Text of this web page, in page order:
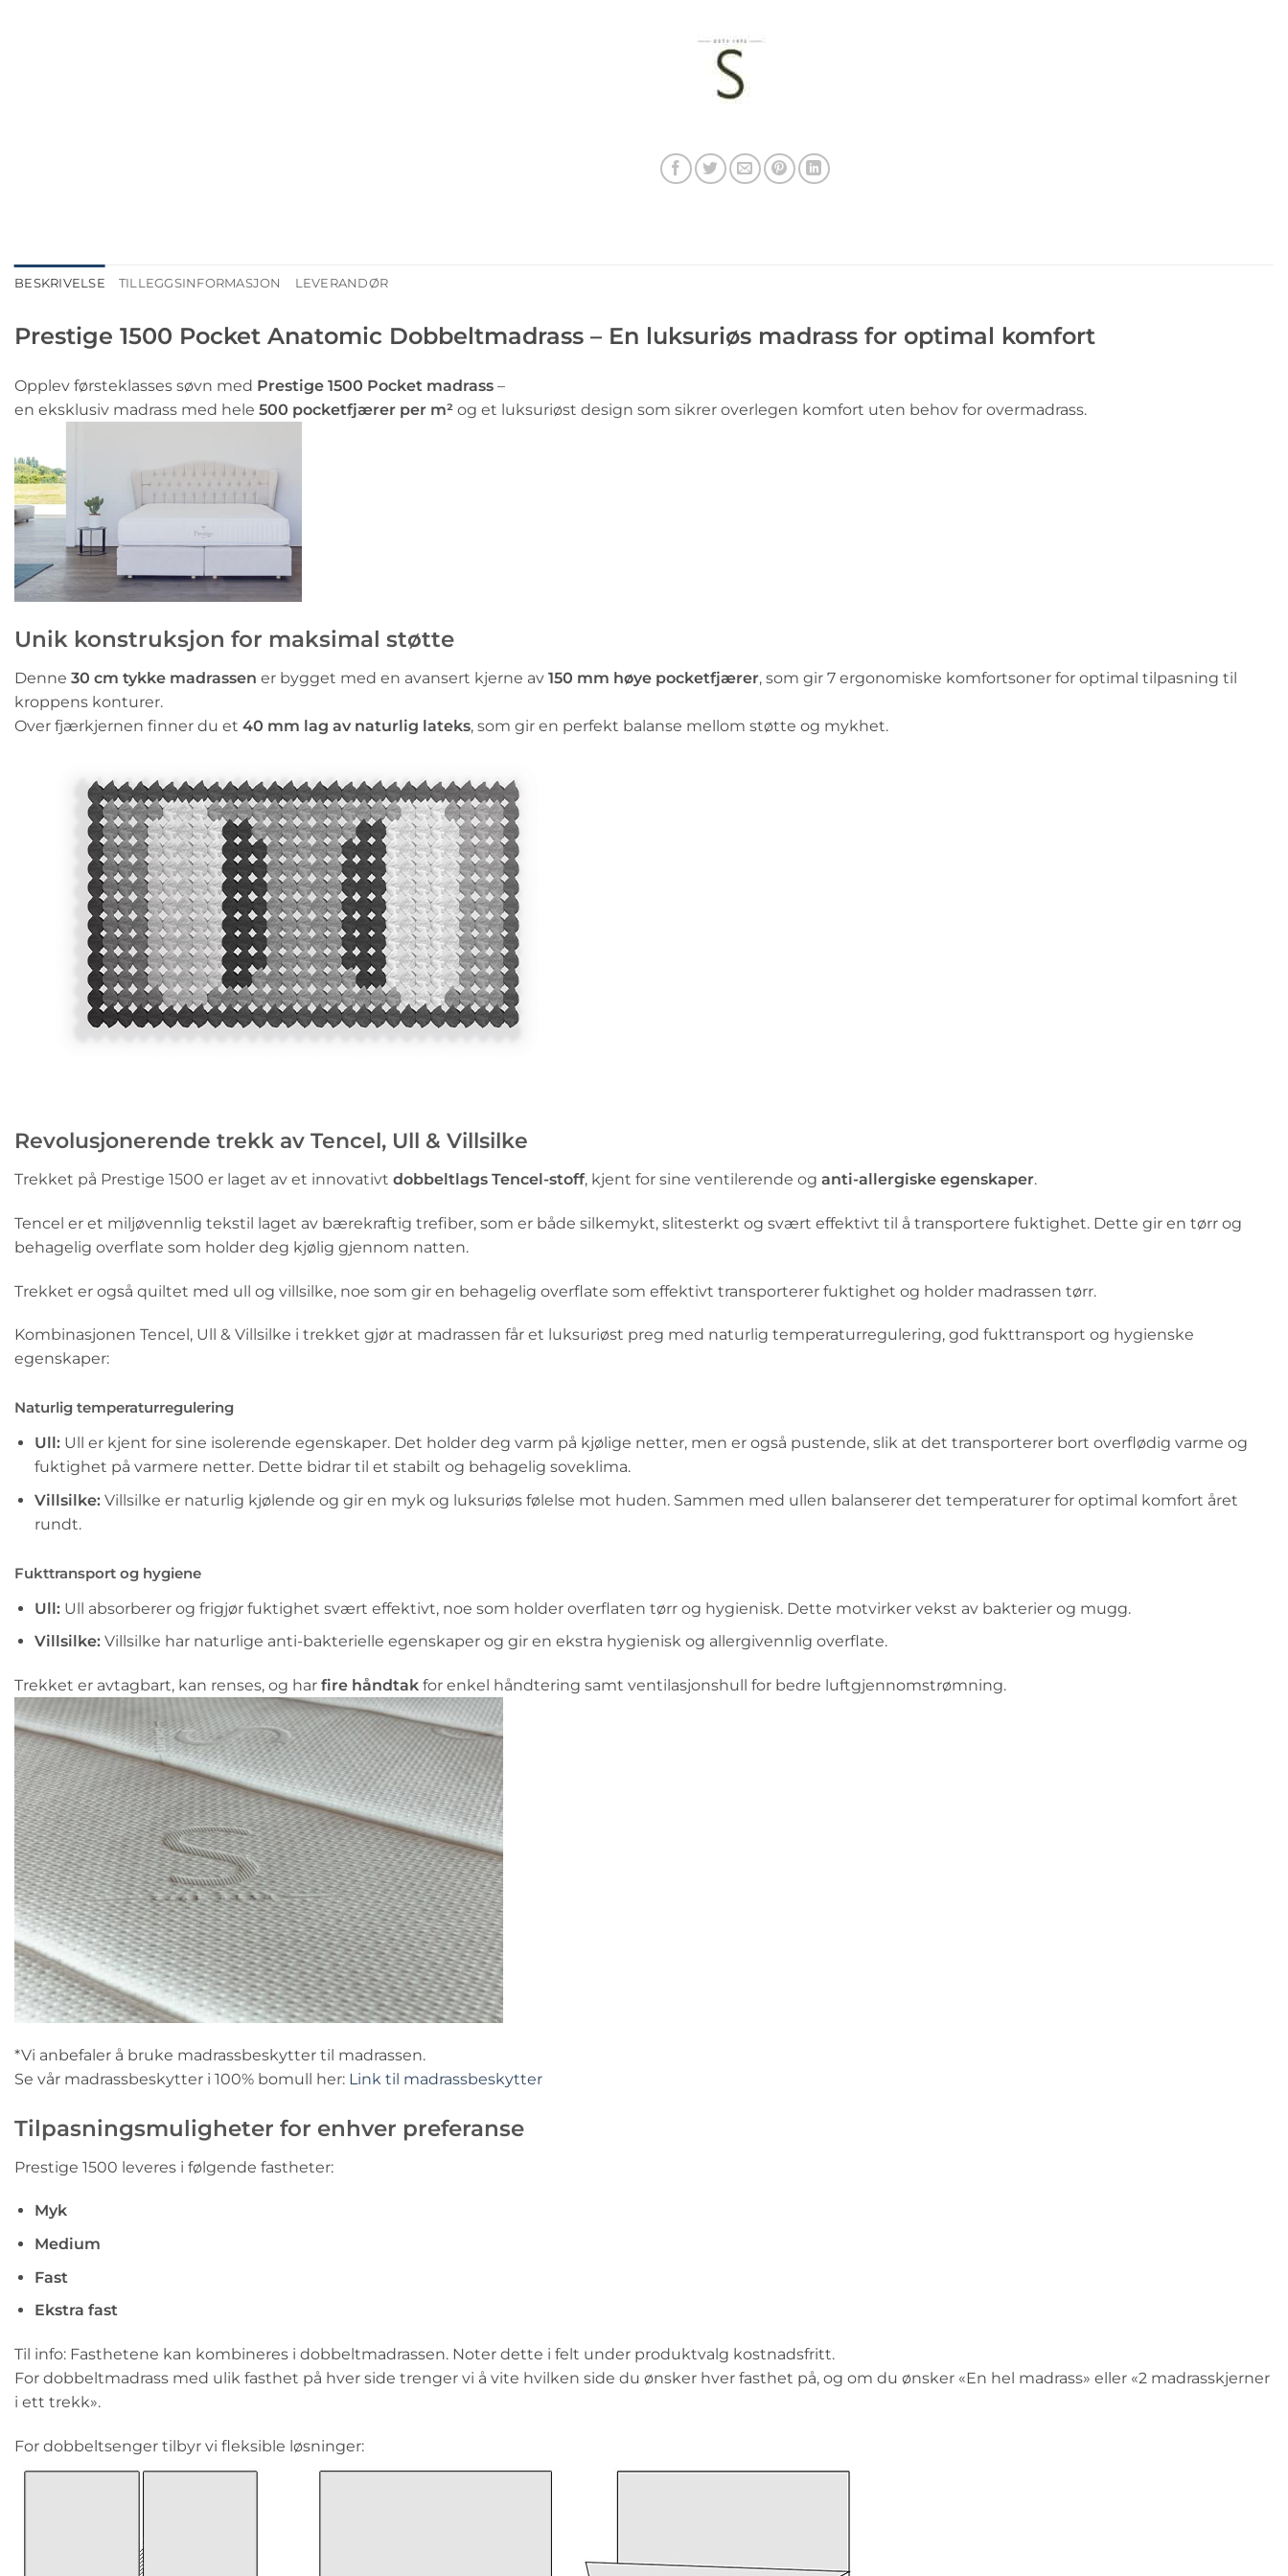
BESKRIVELSE TILLEGGSINFORMASJON LEVERANDØR
Prestige 1500 Pocket Anatomic Dobbeltmadrass – En luksuriøs madrass for optimal komfort
Opplev førsteklasses søvn med Prestige 1500 Pocket madrass –
en eksklusiv madrass med hele 500 pocketfjærer per m² og et luksuriøst design som sikrer overlegen komfort uten behov for overmadrass.
Unik konstruksjon for maksimal støtte
Denne 30 cm tykke madrassen er bygget med en avansert kjerne av 150 mm høye pocketfjærer, som gir 7 ergonomiske komfortsoner for optimal tilpasning til
kroppens konturer.
Over fjærkjernen finner du et 40 mm lag av naturlig lateks, som gir en perfekt balanse mellom støtte og mykhet.
Revolusjonerende trekk av Tencel, Ull & Villsilke
Trekket på Prestige 1500 er laget av et innovativt dobbeltlags Tencel-stoff, kjent for sine ventilerende og anti-allergiske egenskaper.
Tencel er et miljøvennlig tekstil laget av bærekraftig trefiber, som er både silkemykt, slitesterkt og svært effektivt til å transportere fuktighet. Dette gir en tørr og
behagelig overflate som holder deg kjølig gjennom natten.
Trekket er også quiltet med ull og villsilke, noe som gir en behagelig overflate som effektivt transporterer fuktighet og holder madrassen tørr.
Kombinasjonen Tencel, Ull & Villsilke i trekket gjør at madrassen får et luksuriøst preg med naturlig temperaturregulering, god fukttransport og hygienske
egenskaper:
Naturlig temperaturregulering
Ull:Ull er kjent for sine isolerende egenskaper. Det holder deg varm på kjølige netter, men er også pustende, slik at det transporterer bort overflødig varme og
fuktighet på varmere netter. Dette bidrar til et stabilt og behagelig soveklima.
Villsilke:Villsilke er naturlig kjølende og gir en myk og luksuriøs følelse mot huden. Sammen med ullen balanserer det temperaturer for optimal komfort året
rundt.
Fukttransport og hygiene
Ull:Ull absorberer og frigjør fuktighet svært effektivt, noe som holder overflaten tørr og hygienisk. Dette motvirker vekst av bakterier og mugg.
Villsilke:Villsilke har naturlige anti-bakterielle egenskaper og gir en ekstra hygienisk og allergivennlig overflate.
Trekket er avtagbart, kan renses, og har fire håndtak for enkel håndtering samt ventilasjonshull for bedre luftgjennomstrømning.
*Vi anbefaler å bruke madrassbeskytter til madrassen.
Se vår madrassbeskytter i 100% bomull her: Link til madrassbeskytter
Tilpasningsmuligheter for enhver preferanse
Prestige 1500 leveres i følgende fastheter:
Myk
Medium
Fast
Ekstra fast
Til info: Fasthetene kan kombineres i dobbeltmadrassen. Noter dette i felt under produktvalg kostnadsfritt.
For dobbeltmadrass med ulik fasthet på hver side trenger vi å vite hvilken side du ønsker hver fasthet på, og om du ønsker «En hel madrass» eller «2 madrasskjerner
i ett trekk».
For dobbeltsenger tilbyr vi fleksible løsninger: